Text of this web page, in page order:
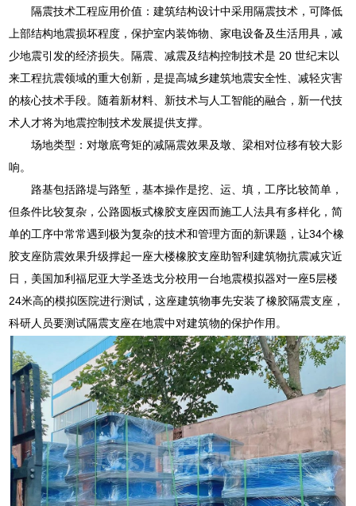
隔震技术工程应用价值：建筑结构设计中采用隔震技术，可降低
上部结构地震损坏程度，保护室内装饰物、家电设备及生活用具，减
少地震引发的经济损失。隔震、减震及结构控制技术是 20 世纪末以
来工程抗震领域的重大创新，是提高城乡建筑地震安全性、减轻灾害
的核心技术手段。随着新材料、新技术与人工智能的融合，新一代技
术人才将为地震控制技术发展提供支撑。
场地类型：对墩底弯矩的减隔震效果及墩、梁相对位移有较大影
响。
路基包括路堤与路堑，基本操作是挖、运、填，工序比较简单，
但条件比较复杂，公路圆板式橡胶支座因而施工人法具有多样化，简
单的工序中常常遇到极为复杂的技术和管理方面的新课题，让34个橡
胶支座防震效果升级撑起一座大楼橡胶支座助智利建筑物抗震减灾近
日，美国加利福尼亚大学圣迭戈分校用一台地震模拟器对一座5层楼
24米高的模拟医院进行测试，这座建筑物事先安装了橡胶隔震支座，
科研人员要测试隔震支座在地震中对建筑物的保护作用。